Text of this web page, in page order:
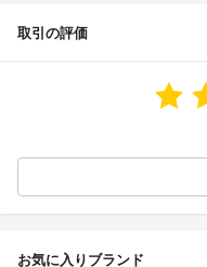
取引の評価
お気に入りブランド